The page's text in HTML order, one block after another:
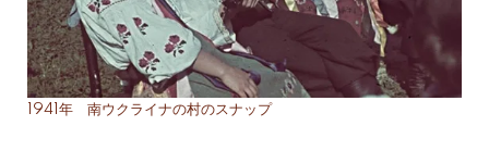
1941年 南ウクライナの村のスナップ